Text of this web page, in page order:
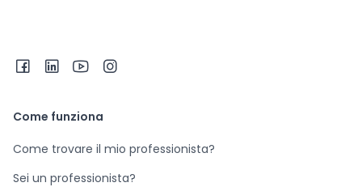
Come funziona
Come trovare il mio professionista?
Sei un professionista?